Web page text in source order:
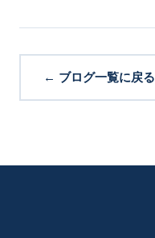
← ブログ一覧に戻る